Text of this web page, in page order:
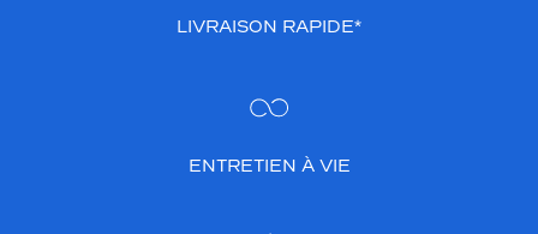
LIVRAISON RAPIDE*
ENTRETIEN À VIE